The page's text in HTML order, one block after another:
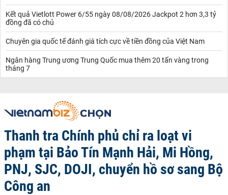
Kết quả Vietlott Power 6/55 ngày 08/08/2026 Jackpot 2 hơn 3,3 tỷ
đồng đã có chủ
Chuyên gia quốc tế đánh giá tích cực về tiền đồng của Việt Nam
Ngân hàng Trung ương Trung Quốc mua thêm 20 tấn vàng trong
tháng 7
Thanh tra Chính phủ chỉ ra loạt vi
phạm tại Bảo Tín Mạnh Hải, Mi Hồng,
PNJ, SJC, DOJI, chuyển hồ sơ sang Bộ
Công an